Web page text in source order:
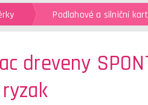
Podlahové a silniční
dreveny